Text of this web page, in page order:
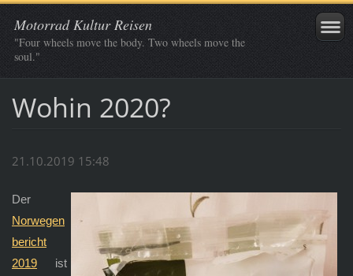
Motorrad Kultur Reisen
"Four wheels move the body. Two wheels move the
soul."
Wohin 2020?
21.10.2019 15:48
Der
Norwegen
bericht
2019ist